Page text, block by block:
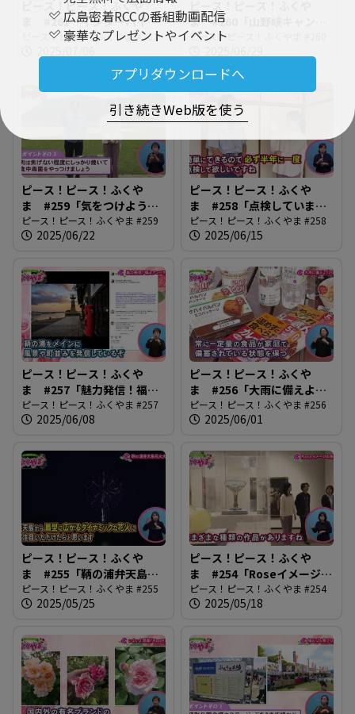
広島密着RCCの番組動画配信
豪華なプレゼントやイベント
アプリダウンロードへ
引き続きWeb版を使う
ピース！ピース！ふくや
ま #261「インターハイが
やってくる」
ピース！ピース！ふくやま #261
ま #260「山野峡キャンプ
場へ行ってみよう！」
ピース！ピース！ふくやま #260
ピース！ピース！ふくや
ま #259「気をつけよう！
夏の食中毒」
ピース！ピース！ふくやま #259
2025/06/22
ピース！ピース！ふくや
ま #258「点検しています
か・住宅用火災警報器」
ピース！ピース！ふくやま #258
2025/06/15
ピース！ピース！ふくや
ま #257「魅力発信！福山
アンバサダー」
ピース！ピース！ふくやま #257
2025/06/08
ピース！ピース！ふくや
ま #256「大雨に備えよう
2025」
ピース！ピース！ふくやま #256
2025/06/01
ピース！ピース！ふくや
ま #255「鞆の浦弁天島花
火大会」
ピース！ピース！ふくやま #255
2025/05/25
ピース！ピース！ふくや
ま #254「Roseイメージの
系譜」
ピース！ピース！ふくやま #254
2025/05/18